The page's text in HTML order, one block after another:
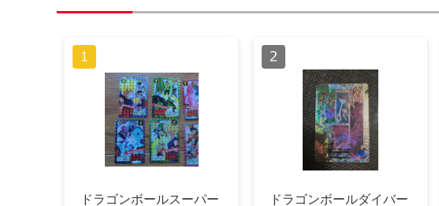
ドラゴンボールスーパー ドラゴンボールダイバー